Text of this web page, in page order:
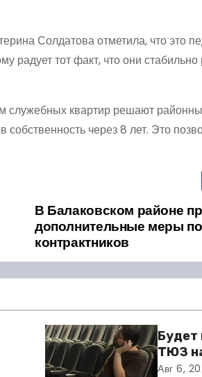
Солдатова отметила, что это
тот факт, что они
служебных квартир решают
через 8 лет. Это
В Балаковском районе
дополнительные меры
контрактников
Будет
ТЮЗ
Авг 6,